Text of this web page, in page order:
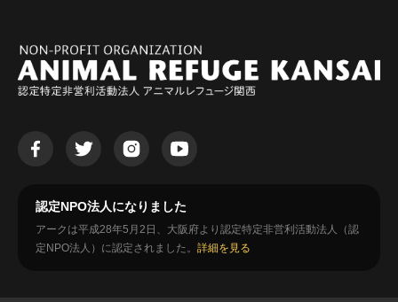
認定NPO法人になりました
アークは平成28年5月2日、大阪府より認定特定非営利活動法人（認
定NPO法人）に認定されました。 詳細を見る